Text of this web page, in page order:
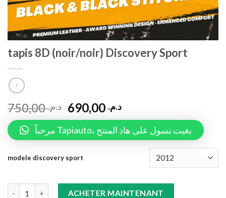
tapis 8D (noir/noir) Discovery Sport
د.م.750,00 د.م.
مرحباً Tapiauto، بغيت نسول على هاد المنتج
modele discovery sport
tapis 8D (noir/noir) Discovery Sport quantity
ACHETER MAINTENANT